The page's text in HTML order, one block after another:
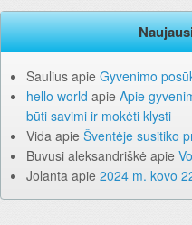
Saulius apie Gyvenimo
hello world apie Apie
būti savimi ir mokėti klysti
Vida apie Šventėje susitiko
Buvusi aleksandriškė apie
Jolanta apie 2024 m. kovo